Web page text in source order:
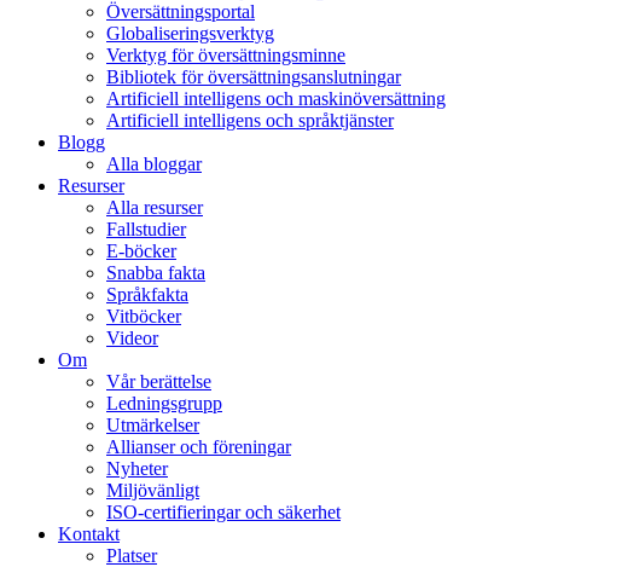
Översättningsportal
Globaliseringsverktyg
Verktyg för översättningsminne
Bibliotek för översättningsanslutningar
Artificiell intelligens och maskinöversättning
Artificiell intelligens och språktjänster
Blogg
Alla bloggar
Resurser
Alla resurser
Fallstudier
E-böcker
Snabba fakta
Språkfakta
Vitböcker
Videor
Om
Vår berättelse
Ledningsgrupp
Utmärkelser
Allianser och föreningar
Nyheter
Miljövänligt
ISO-certifieringar och säkerhet
Kontakt
Platser